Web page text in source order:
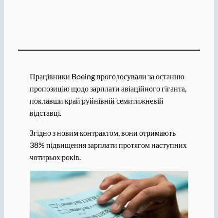
Працівники Boeing проголосували за останню
пропозицію щодо зарплати авіаційного гіганта,
поклавши край руйнівній семитижневій
відставці.
Згідно з новим контрактом, вони отримають
38% підвищення зарплати протягом наступних
чотирьох років.